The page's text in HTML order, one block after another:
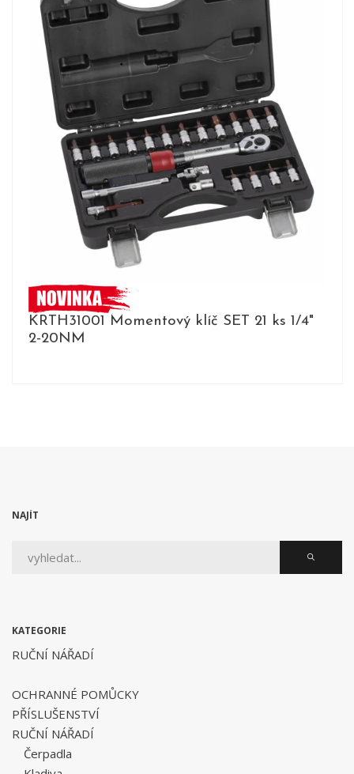
KRTH31001 Momentový klíč SET 21 ks 1/4"
2-20NM
NAJÍT
KATEGORIE
RUČNÍ NÁŘADÍ
OCHRANNÉ POMŮCKY
PŘÍSLUŠENSTVÍ
RUČNÍ NÁŘADÍ
Čerpadla